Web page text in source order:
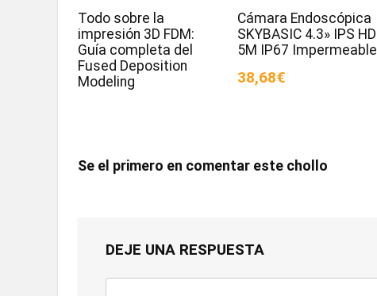
Todo sobre la
impresión 3D FDM:
Guía completa del
Fused Deposition
Modeling
Cámara Endoscópica
SKYBASIC 4.3» IPS HD
5M IP67 Impermeable
38,68€
Se el primero en comentar este chollo
DEJE UNA RESPUESTA